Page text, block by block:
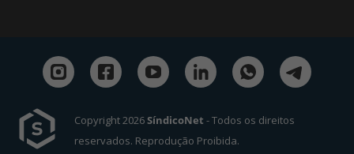
Copyright 2026SíndicoNet - Todos os direitos
reservados. Reprodução Proibida.